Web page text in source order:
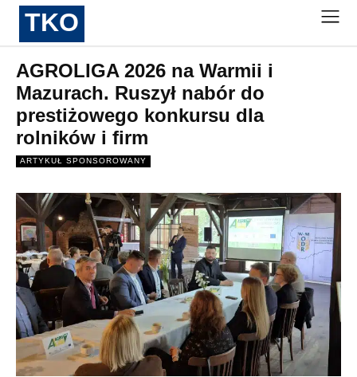
TKO
AGROLIGA 2026 na Warmii i
Mazurach. Ruszył nabór do
prestiżowego konkursu dla
rolników i firm
ARTYKUŁ SPONSOROWANY